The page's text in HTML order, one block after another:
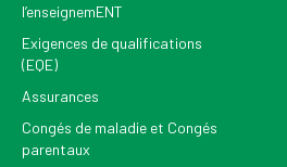
l’enseignemENT
Exigences de qualifications
(EQE)
Assurances
Congés de maladie et Congés
parentaux